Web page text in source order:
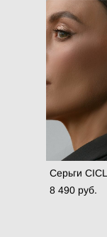
Серьги
8 490 pуб.